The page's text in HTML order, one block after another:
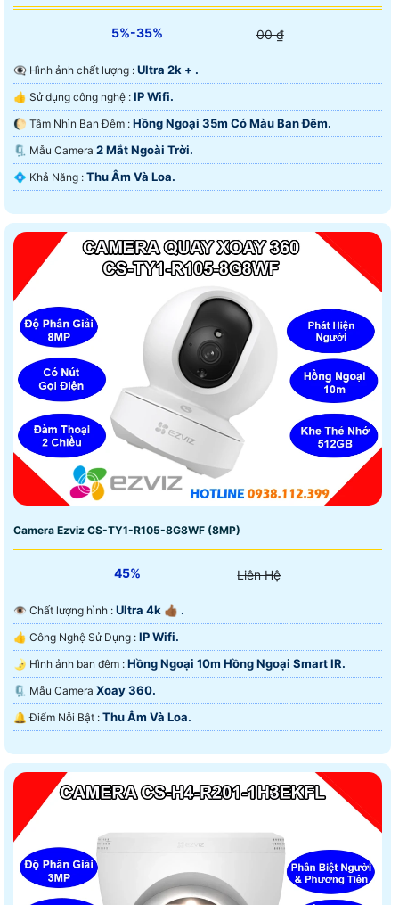
5%-35% 00 ₫
👁️‍🗨 Hình ảnh chất lượng : Ultra 2k + .
👍 Sử dụng công nghệ : IP Wifi.
🌔 Tầm Nhìn Ban Đêm : Hồng Ngoại 35m Có Màu Ban Ðêm.
🗜️ Mẫu Camera 2 Mắt Ngoài Trời.
️💠 Khả Năng : Thu Âm Và Loa.
Camera Ezviz CS-TY1-R105-8G8WF (8MP)
45% Liên Hệ
👁 Chất lượng hình : Ultra 4k 👍🏾 .
👍 Công Nghệ Sử Dụng : IP Wifi.
🌛 Hình ảnh ban đêm : Hồng Ngoại 10m Hồng Ngoại Smart IR.
🗜️ Mẫu Camera Xoay 360.
️🔔 Điểm Nỗi Bật : Thu Âm Và Loa.